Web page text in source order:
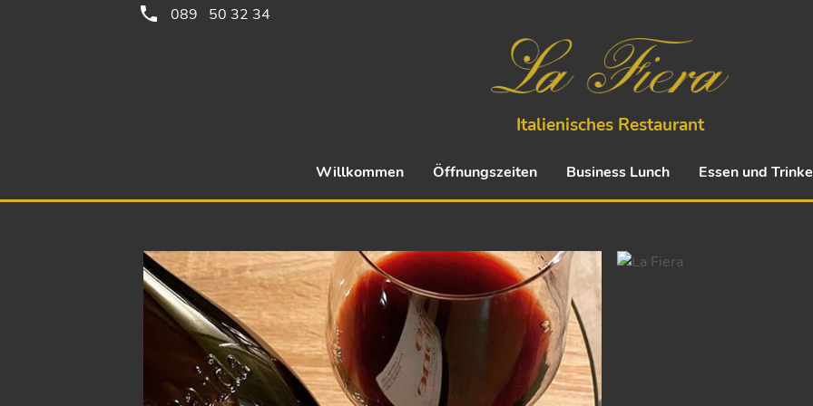
089 50 32 34
Italienisches Restaurant
Willkommen Öffnungszeiten Business Lunch Essen und